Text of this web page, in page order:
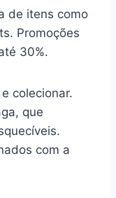
de itens como
Promoções
30%.
colecionar.
que
com a